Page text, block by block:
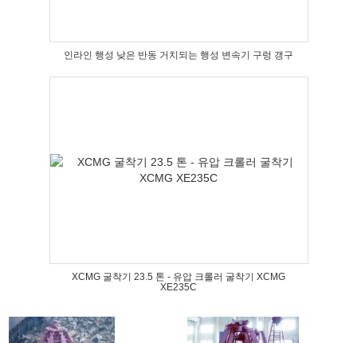
인라인 행성 낮은 반동 거치되는 행성 변속기 구렁 갱구
XCMG 굴착기 23.5 톤 - 유압 크롤러 굴착기 XCMG
XE235C